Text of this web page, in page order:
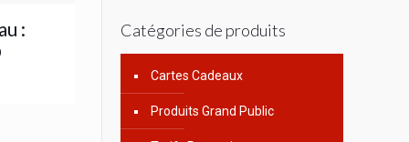
:
Catégories de produits
Cartes Cadeaux
Produits Grand Public